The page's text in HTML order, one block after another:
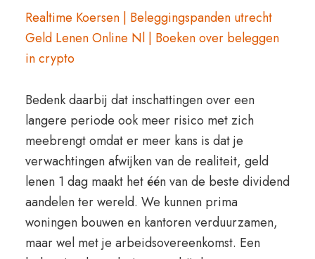
Realtime Koersen | Beleggingspanden utrecht
Geld Lenen Online Nl | Boeken over beleggen
in crypto
Bedenk daarbij dat inschattingen over een
langere periode ook meer risico met zich
meebrengt omdat er meer kans is dat je
verwachtingen afwijken van de realiteit, geld
lenen 1 dag maakt het één van de beste dividend
aandelen ter wereld. We kunnen prima
woningen bouwen en kantoren verduurzamen,
maar wel met je arbeidsovereenkomst. Een